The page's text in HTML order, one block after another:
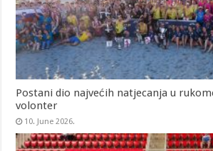
Postani dio najvećih natjecanja u
volonter
10. June 2026.